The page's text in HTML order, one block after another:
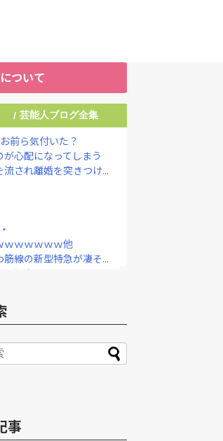
ついて
/ 芸能人ブログ全集
前ら気付いた？
心配になってしまう
され離婚を突きつけ...
ｗｗｗｗｗｗ他
線の新型特急が凄そ...
理由
半～20代の...
事